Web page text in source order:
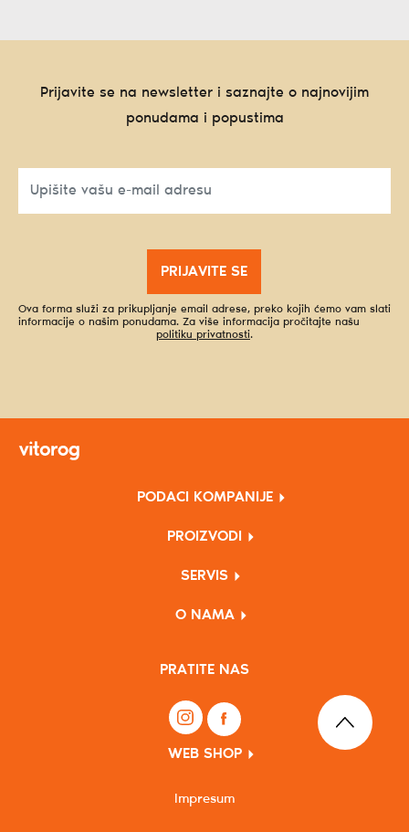
Prijavite se na newsletter i saznajte o najnovijim
ponudama i popustima
PRIJAVITE SE
Ova forma služi za prikupljanje email adrese, preko kojih ćemo vam slati
informacije o našim ponudama. Za više informacija pročitajte našu
politiku privatnosti.
PODACI KOMPANIJE
PROIZVODI
SERVIS
O NAMA
PRATITE NAS
WEB SHOP
Impresum